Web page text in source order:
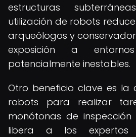
estructuras
utilización de robots
arqueólogos y
exposición a
potencialmente inestables.
Otro beneficio clave es
robots para realizar
monótonas de
libera a los expertos